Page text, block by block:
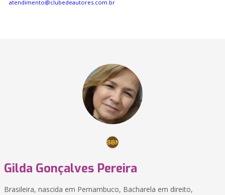
atendimento@clubedeautores.com.br
Gilda Gonçalves Pereira
Brasileira, nascida em Pernambuco, Bacharela em direito,